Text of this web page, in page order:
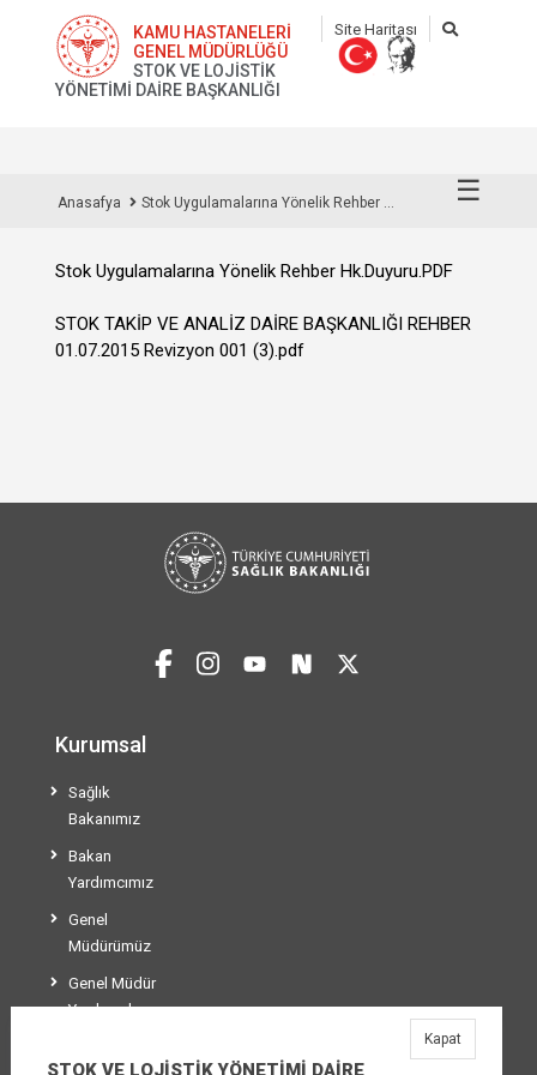
KAMU HASTANELERİ
GENEL MÜDÜRLÜĞÜ
STOK VE LOJİSTİK
YÖNETİMİ DAİRE BAŞKANLIĞI
Site Haritası
☰
Anasafya Stok Uygulamalarına Yönelik Rehber ...
Stok Uygulamalarına Yönelik Rehber Hk.Duyuru.PDF
STOK TAKİP VE ANALİZ DAİRE BAŞKANLIĞI REHBER
01.07.2015 Revizyon 001 (3).pdf
Kurumsal
Sağlık
Bakanımız
Bakan
Yardımcımız
Genel
Müdürümüz
Genel Müdür
Yardımcılarımız
STOK VE LOJİSTİK YÖNETİMİ DAİRE
Kapat